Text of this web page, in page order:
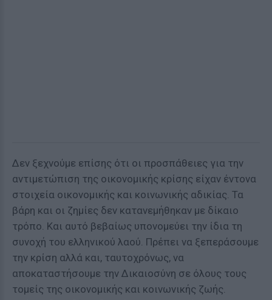
Δεν ξεχνούμε επίσης ότι οι προσπάθειες για την
αντιμετώπιση της οικονομικής κρίσης είχαν έντονα
στοιχεία οικονομικής και κοινωνικής αδικίας. Τα
βάρη και οι ζημίες δεν κατανεμήθηκαν με δίκαιο
τρόπο. Και αυτό βεβαίως υπονομεύει την ίδια τη
συνοχή του ελληνικού λαού. Πρέπει να ξεπεράσουμε
την κρίση αλλά και, ταυτοχρόνως, να
αποκαταστήσουμε την Δικαιοσύνη σε όλους τους
τομείς της οικονομικής και κοινωνικής ζωής.